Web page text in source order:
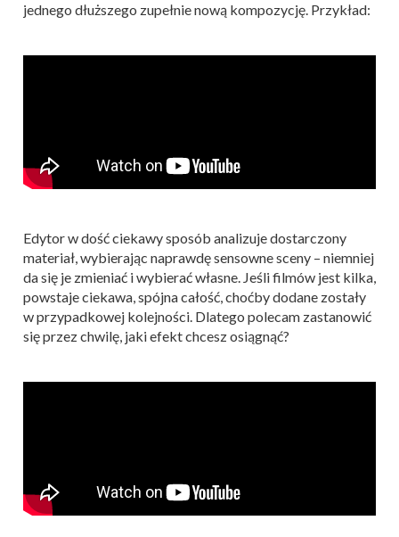
jednego dłuższego zupełnie nową kompozycję. Przykład:
Edytor w dość ciekawy sposób analizuje dostarczony
materiał, wybierając naprawdę sensowne sceny – niemniej
da się je zmieniać i wybierać własne. Jeśli filmów jest kilka,
powstaje ciekawa, spójna całość, choćby dodane zostały
w przypadkowej kolejności. Dlatego polecam zastanowić
się przez chwilę, jaki efekt chcesz osiągnąć?